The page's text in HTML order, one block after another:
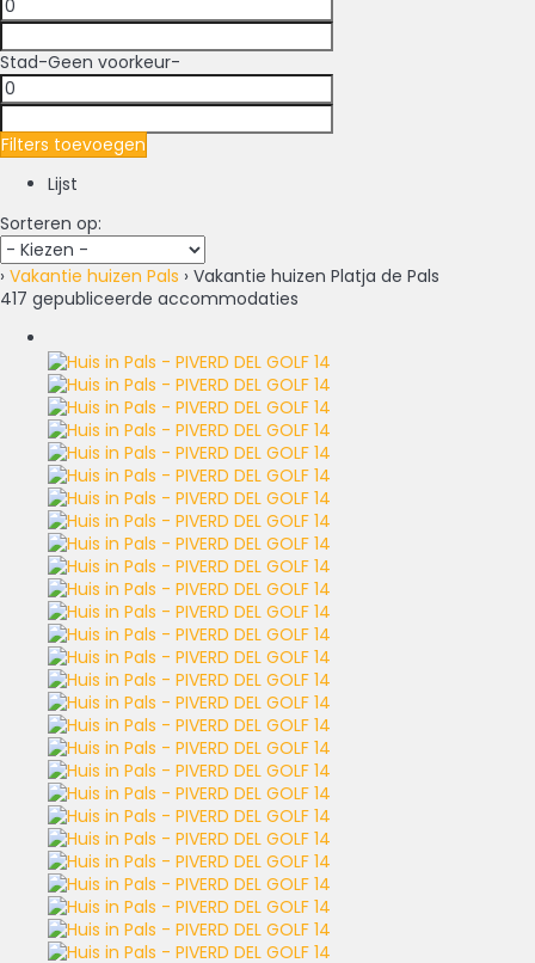
Stad-Geen voorkeur-
Filters toevoegen
Lijst
Sorteren op:
› Vakantie huizen Pals › Vakantie huizen Platja de Pals
417 gepubliceerde accommodaties